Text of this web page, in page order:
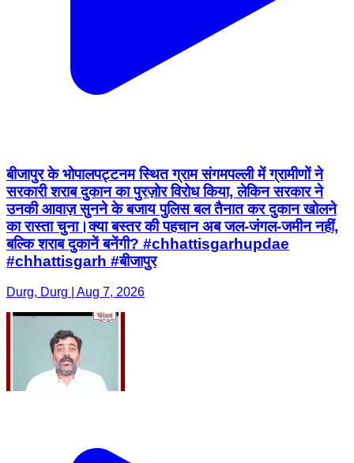
बीजापुर के भोपालपट्टनम स्थित ग्राम संगमपल्ली में ग्रामीणों ने
सरकारी शराब दुकान का पुरज़ोर विरोध किया, लेकिन सरकार ने
उनकी आवाज़ सुनने के बजाय पुलिस बल तैनात कर दुकान खोलने
का रास्ता चुना।क्या बस्तर की पहचान अब जल-जंगल-जमीन नहीं,
बल्कि शराब दुकानें बनेंगी? #chhattisgarhupdae
#chhattisgarh #बीजापुर
Durg, Durg | Aug 7, 2026